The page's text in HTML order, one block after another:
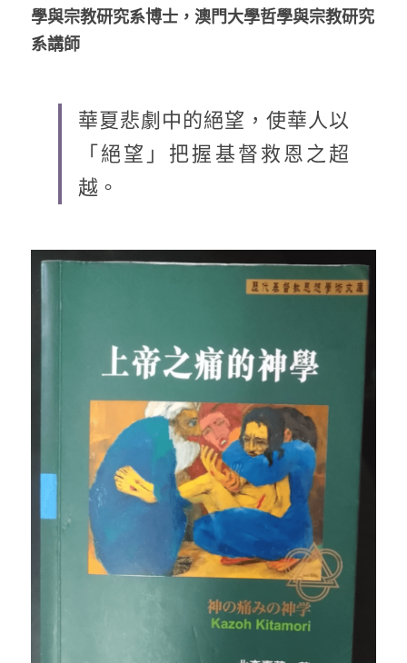
大專世界
乘著夢想去旅行
成長部落格
特稿
信仰生活
好書櫥窗
厝邊頭尾
家書
Facebook
奉獻支持
學與宗教研究系博士，澳門大學哲學與宗教研究
系講師
華夏悲劇中的絕望，使華人以
「絕望」把握基督救恩之超
越。